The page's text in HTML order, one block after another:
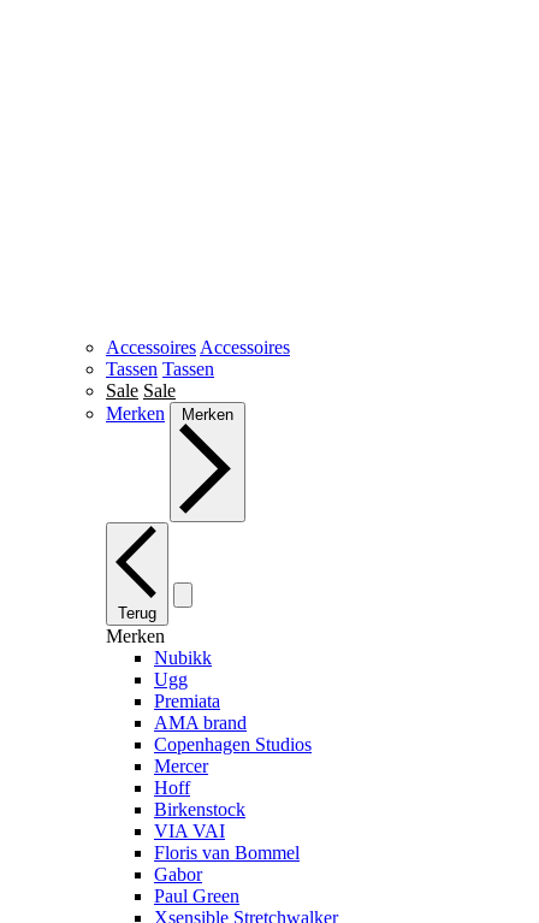
Accessoires Accessoires
Tassen Tassen
Sale Sale
Merken
Merken
Terug
Merken
Nubikk
Ugg
Premiata
AMA brand
Copenhagen Studios
Mercer
Hoff
Birkenstock
VIA VAI
Floris van Bommel
Gabor
Paul Green
Xsensible Stretchwalker